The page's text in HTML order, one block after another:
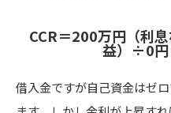
CCR＝200万円（利
益）÷0
借入金ですが自己資金はゼ